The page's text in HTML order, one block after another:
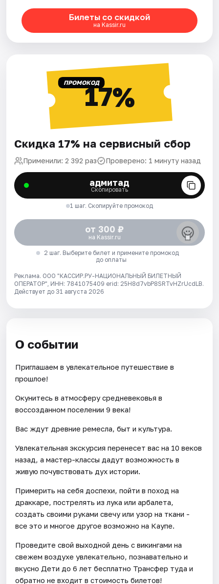
Билеты со скидкой
на Kassir.ru
ПРОМОКОД17%
Скидка 17% на сервисный сбор
Применили: 2 392 раз Проверено: 1 минуту назад
адмитад
Скопировать
1 шаг. Скопируйте промокод
от 300 ₽
на Kassir.ru
2 шаг. Выберите билет и примените промокод
до оплаты
Реклама. ООО "КАССИР.РУ-НАЦИОНАЛЬНЫЙ БИЛЕТНЫЙ
ОПЕРАТОР", ИНН: 7841075409 erid: 25H8d7vbP8SRTvHZrUcdLB.
Действует до 31 августа 2026
О событии
Приглашаем в увлекательное путешествие в
прошлое!
Окунитесь в атмосферу средневековья в
воссозданном поселении 9 века!
Вас ждут древние ремесла, быт и культура.
Увлекательная экскурсия перенесет вас на 10 веков
назад, а мастер-классы дадут возможность в
живую почувствовать дух истории.
Примерить на себя доспехи, пойти в поход на
драккаре, пострелять из лука или арбалета,
создать своими руками свечу или узор на ткани -
все это и многое другое возможно на Каупе.
Проведите свой выходной день с викингами на
свежем воздухе увлекательно, познавательно и
вкусно Дети до 6 лет бесплатно Трансфер туда и
обратно не входит в стоимость билетов!